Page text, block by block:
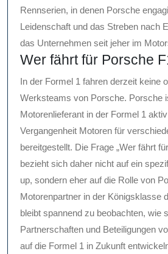
Rennserien, in denen Porsche
Leidenschaft und das Streben nach
das Unternehmen seit jeher im
Wer fährt für Porsche
In der Formel 1 fahren derzeit keine
Werksteams von Porsche. Porsche
Motorenlieferant in der Formel 1
Vergangenheit Motoren für
bereitgestellt. Die Frage „Wer fährt
bezieht sich daher nicht auf ein
up, sondern eher auf die Rolle von
Motorenpartner in der Königsklasse
bleibt spannend zu beobachten, wie
Partnerschaften und Beteiligungen
auf die Formel 1 in Zukunft